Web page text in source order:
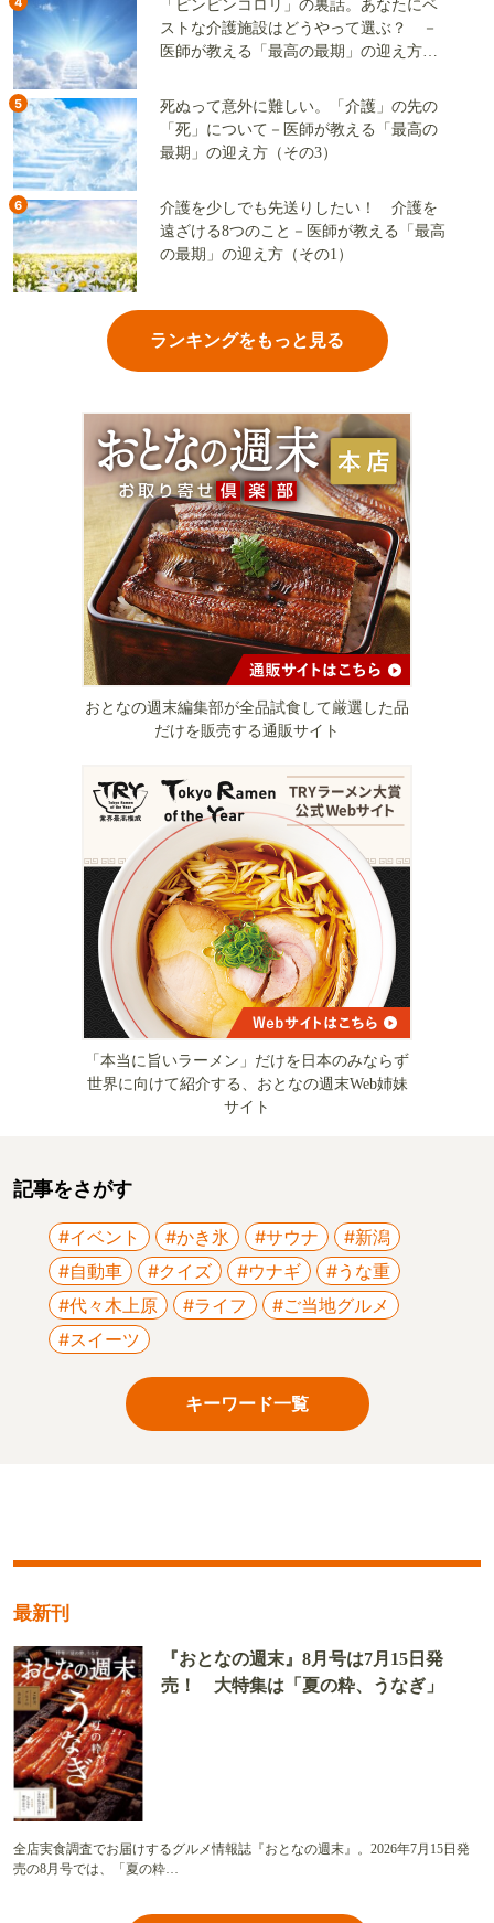
「ピンピンコロリ」の裏話。あなたにベ
ストな介護施設はどうやって選ぶ？ －
医師が教える「最高の最期」の迎え方
5
死ぬって意外に難しい。「介護」の先の
「死」について－医師が教える「最高の
最期」の迎え方（その3）
6
介護を少しでも先送りしたい！ 介護を
遠ざける8つのこと－医師が教える「最高
の最期」の迎え方（その1）
ランキングをもっと見る
おとなの週末編集部が全品試食して厳選した品
だけを販売する通販サイト
「本当に旨いラーメン」だけを日本のみならず
世界に向けて紹介する、おとなの週末Web姉妹
サイト
記事をさがす
#イベント #かき氷 #サウナ
#新潟
#自動車
#クイズ #ウナギ
#うな重
#代々木上原
#ライフ
#ご当地グルメ
#スイーツ
キーワード一覧
最新刊
『おとなの週末』8月号は7月15日発
売！ 大特集は「夏の粋、うなぎ」
全店実食調査でお届けするグルメ情報誌『おとなの週末』。2026年7月15日発
売の8月号では、「夏の粋…